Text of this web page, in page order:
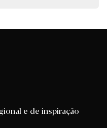
e de inspiração